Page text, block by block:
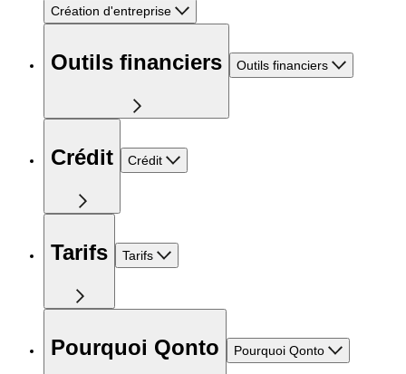
Création d'entreprise
Outils financiers Outils financiers
Crédit Crédit
Tarifs Tarifs
Pourquoi Qonto Pourquoi Qonto